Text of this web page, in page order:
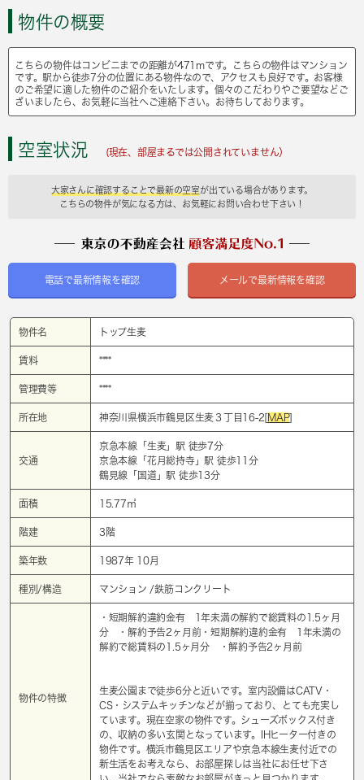
物件の概要
こちらの物件はコンビニまでの距離が471mです。こちらの物件はマンション
です。駅から徒歩7分の位置にある物件なので、アクセスも良好です。お客様
のご希望に適した物件のご紹介をいたします。個々のこだわりやご要望などご
ざいましたら、お気軽に当社へご連絡下さい。お待ちしております。
空室状況 (現在、部屋まるでは公開されていません）
大家さんに確認することで最新の空室が出ている場合があります。
こちらの物件が気になる方は、お気軽にお問い合わせ下さい！
電話で最新情報を確認 メールで最新情報を確認
物件名 トップ生麦
賃料 ****
管理費等 ****
所在地 神奈川県横浜市鶴見区生麦３丁目16-2[MAP]
交通
京急本線「 生麦」駅 徒歩7分
京急本線「 花月総持寺」駅 徒歩11分
鶴見線「 国道 」駅 徒歩13分
面積 15.77㎡
階建 3階
築年数 1987年 10月
種別/構造 マンション /鉄筋コンクリート
物件の特徴
・短期解約違約金有 1年未満の解約で総賃料の1.5ヶ月
分 ・解約予告2ヶ月前・短期解約違約金有 1年未満の
解約で総賃料の1.5ヶ月分 ・解約予告2ヶ月前
生麦公園まで徒歩6分と近いです。室内設備はCATV・
CS・システムキッチンなどが揃っており、とても充実し
ています。現在空家の物件です。シューズボックス付き
の、収納の多い玄関となっています。IHヒーター付きの
物件です。横浜市鶴見区エリアや京急本線生麦付近での
新生活をお考えなら、お部屋探しは当社にお任せ下さ